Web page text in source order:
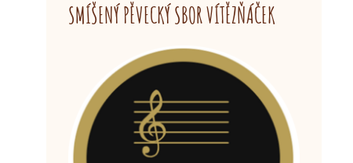
SMÍŠENÝ PĚVECKÝ SBOR VÍTĚZŇÁČEK